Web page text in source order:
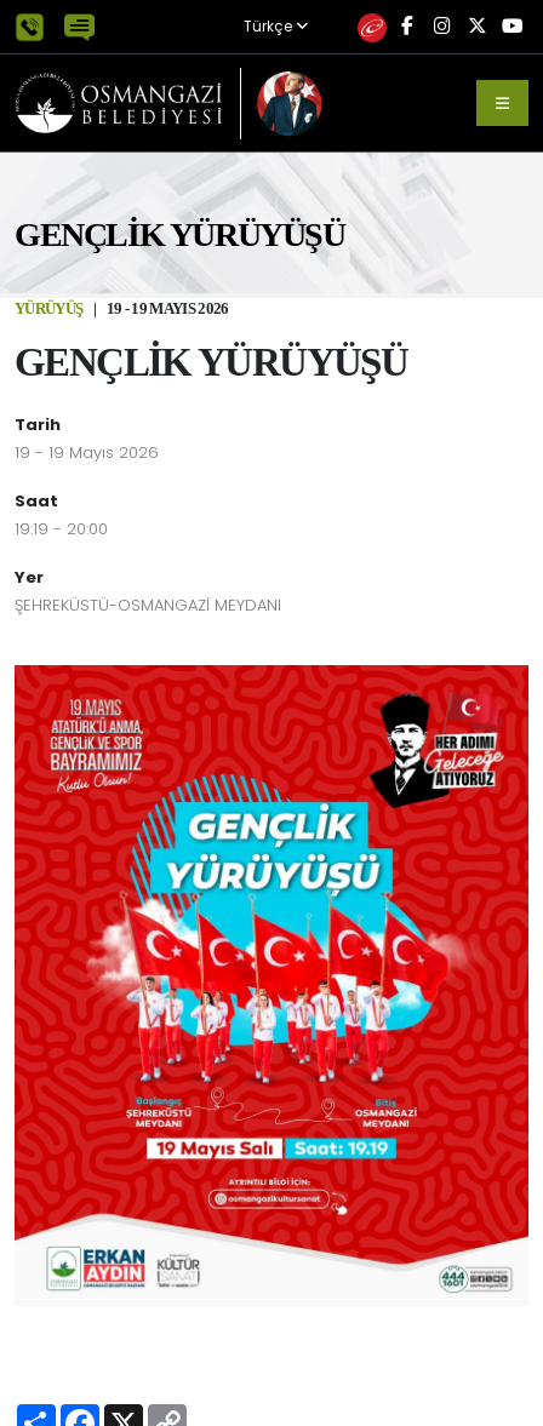
Türkçe
GENÇLİK YÜRÜYÜŞÜ
YÜRÜYÜŞ | 19 - 19 MAYIS 2026
GENÇLİK YÜRÜYÜŞÜ
Tarih
19 - 19 Mayıs 2026
Saat
19:19 - 20:00
Yer
ŞEHREKÜSTÜ-OSMANGAZİ MEYDANI
S
F
X